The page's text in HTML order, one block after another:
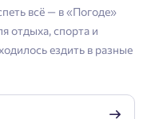
всё — в «Погоде»
отдыха, спорта и
ездить в разные
рассылку
войти или